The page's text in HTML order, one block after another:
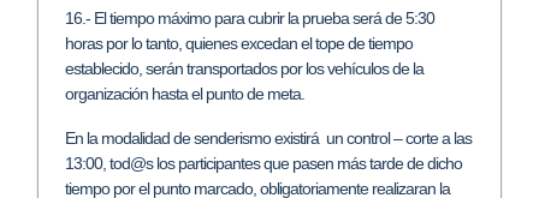
16.- El tiempo máximo para cubrir la prueba será de 5:30
horas por lo tanto, quienes excedan el tope de tiempo
establecido, serán transportados por los vehículos de la
organización hasta el punto de meta.
En la modalidad de senderismo existirá un control – corte a las
13:00, tod@s los participantes que pasen más tarde de dicho
tiempo por el punto marcado, obligatoriamente realizaran la